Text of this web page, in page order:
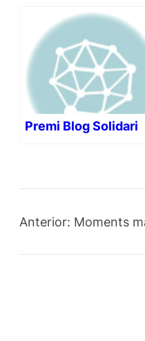
Premi Blog Solidari
Anterior: Moments